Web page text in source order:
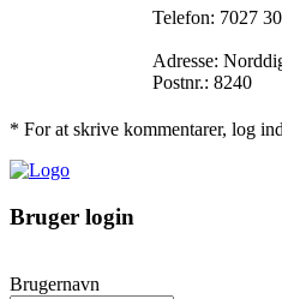
Telefon: 7027
Adresse:
Postnr.: 8240
* For at skrive kommentarer, log
Bruger login
Brugernavn